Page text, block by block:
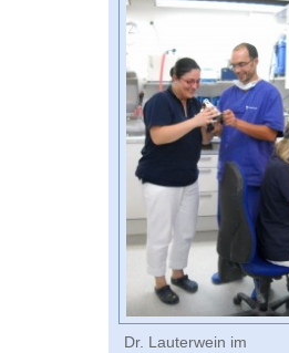
Dr. Lauterwein im